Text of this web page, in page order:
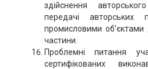
здійснення
передачі
промисловими об’єктами
частини.
Проблемні питання
сертифікованих